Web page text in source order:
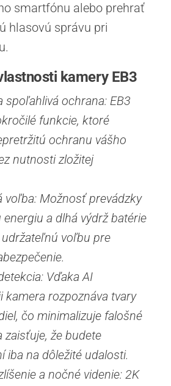
smartfónu alebo prehrať
hlasovú správu pri
kamery EB3
spoľahlivá ochrana: EB3
funkcie, ktoré
ochranu vášho
nutnosti zložitej
voľba: Možnosť prevádzky
a dlhá výdrž batérie
udržateľnú voľbu pre
Vďaka AI
kamera rozpoznáva tvary
čo minimalizuje falošné
zaisťuje, že budete
iba na dôležité udalosti.
a nočné videnie: 2K